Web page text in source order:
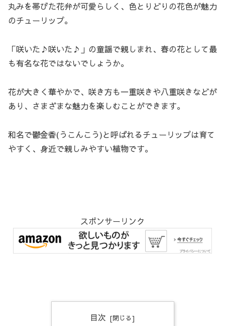
丸みを帯びた花弁が可愛らしく、色とりどりの花色が魅力
のチューリップ。
「咲いた♪咲いた♪」の童謡で親しまれ、春の花として最
も有名な花ではないでしょうか。
花が大きく華やかで、咲き方も一重咲きや八重咲きなどが
あり、さまざまな魅力を楽しむことができます。
和名で鬱金香(うこんこう)と呼ばれるチューリップは育て
やすく、身近で親しみやすい植物です。
スポンサーリンク
目次